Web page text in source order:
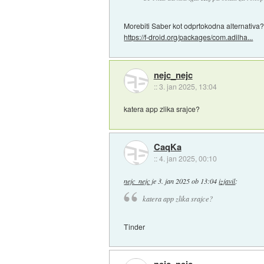
Morebiti Saber kot odprtokodna alternativa?
https://f-droid.org/packages/com.adilha...
nejc_nejc
::3. jan 2025, 13:04
katera app zlika srajce?
CaqKa
::4. jan 2025, 00:10
nejc_nejc je 3. jan 2025 ob 13:04 izjavil:
katera app zlika srajce?
Tinder